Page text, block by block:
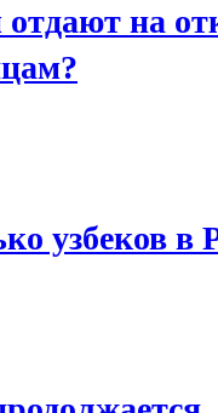
на
узбеков в